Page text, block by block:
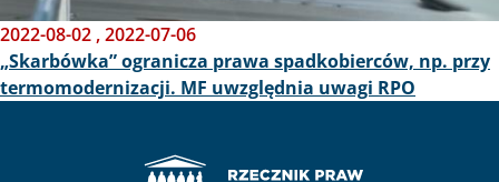
2022-08-02 ,2022-07-06
„Skarbówka” ogranicza prawa spadkobierców, np. przy
termomodernizacji. MF uwzględnia uwagi RPO